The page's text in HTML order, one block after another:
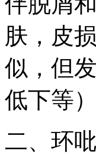
肤，皮
似，但
低下等）
二、环